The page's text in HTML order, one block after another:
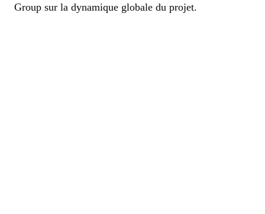
Group sur la dynamique globale du projet.